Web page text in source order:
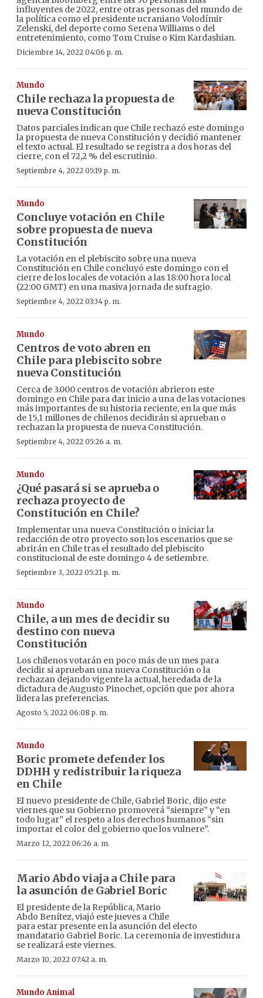
influyentes de 2022, entre otras personas del mundo de
la política como el presidente ucraniano Volodímir
Zelenski, del deporte como Serena Williams o del
entretenimiento, como Tom Cruise o Kim Kardashian.
Diciembre 14, 2022 04:06 p. m.
Mundo
Chile rechaza la propuesta de
nueva Constitución
Datos parciales indican que Chile rechazó este domingo
la propuesta de nueva Constitución y decidió mantener
el texto actual. El resultado se registra a dos horas del
cierre, con el 72,2 % del escrutinio.
Septiembre 4, 2022 05:19 p. m.
Mundo
Concluye votación en Chile
sobre propuesta de nueva
Constitución
La votación en el plebiscito sobre una nueva
Constitución en Chile concluyó este domingo con el
cierre de los locales de votación a las 18:00 hora local
(22:00 GMT) en una masiva jornada de sufragio.
Septiembre 4, 2022 03:34 p. m.
Mundo
Centros de voto abren en
Chile para plebiscito sobre
nueva Constitución
Cerca de 3.000 centros de votación abrieron este
domingo en Chile para dar inicio a una de las votaciones
más importantes de su historia reciente, en la que más
de 15,1 millones de chilenos decidirán si aprueban o
rechazan la propuesta de nueva Constitución.
Septiembre 4, 2022 05:26 a. m.
Mundo
¿Qué pasará si se aprueba o
rechaza proyecto de
Constitución en Chile?
Implementar una nueva Constitución o iniciar la
redacción de otro proyecto son los escenarios que se
abrirán en Chile tras el resultado del plebiscito
constitucional de este domingo 4 de setiembre.
Septiembre 3, 2022 05:21 p. m.
Mundo
Chile, a un mes de decidir su
destino con nueva
Constitución
Los chilenos votarán en poco más de un mes para
decidir si aprueban una nueva Constitución o la
rechazan dejando vigente la actual, heredada de la
dictadura de Augusto Pinochet, opción que por ahora
lidera las preferencias.
Agosto 5, 2022 06:08 p. m.
Mundo
Boric promete defender los
DDHH y redistribuir la riqueza
en Chile
El nuevo presidente de Chile, Gabriel Boric, dijo este
viernes que su Gobierno promoverá “siempre” y “en
todo lugar” el respeto a los derechos humanos “sin
importar el color del gobierno que los vulnere”.
Marzo 12, 2022 06:26 a. m.
Mario Abdo viaja a Chile para
la asunción de Gabriel Boric
El presidente de la República, Mario
Abdo Benítez, viajó este jueves a Chile
para estar presente en la asunción del electo
mandatario Gabriel Boric. La ceremonia de investidura
se realizará este viernes.
Marzo 10, 2022 07:42 a. m.
Mundo Animal